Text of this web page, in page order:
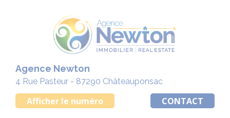
Agence Newton
4 Rue Pasteur - 87290 Châteauponsac
Afficher le numéro CONTACT